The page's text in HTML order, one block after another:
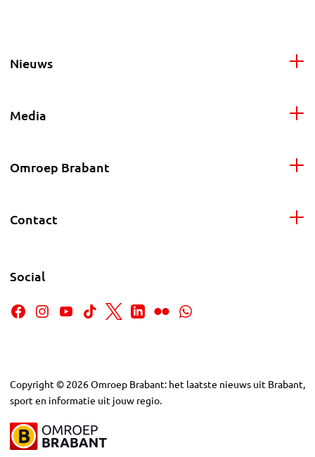
Nieuws
Media
Omroep Brabant
Contact
Social
Copyright © 2026Omroep Brabant: het laatste nieuws uit Brabant,
sport en informatie uit jouw regio.